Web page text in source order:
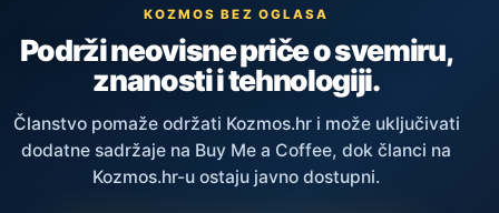
KOZMOS BEZ OGLASA
Podrži neovisne priče o svemiru,
znanosti i tehnologiji.
Članstvo pomaže održati Kozmos.hr i može uključivati
dodatne sadržaje na Buy Me a Coffee, dok članci na
Kozmos.hr-u ostaju javno dostupni.